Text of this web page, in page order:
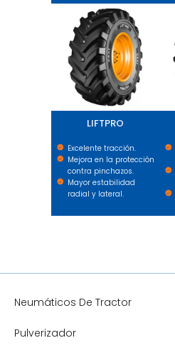
LIFTPRO
Excelente tracción.
Mejora en la protección
contra pinchazos.
Mayor estabilidad
radial y lateral.
Neumáticos De Tractor
Pulverizador